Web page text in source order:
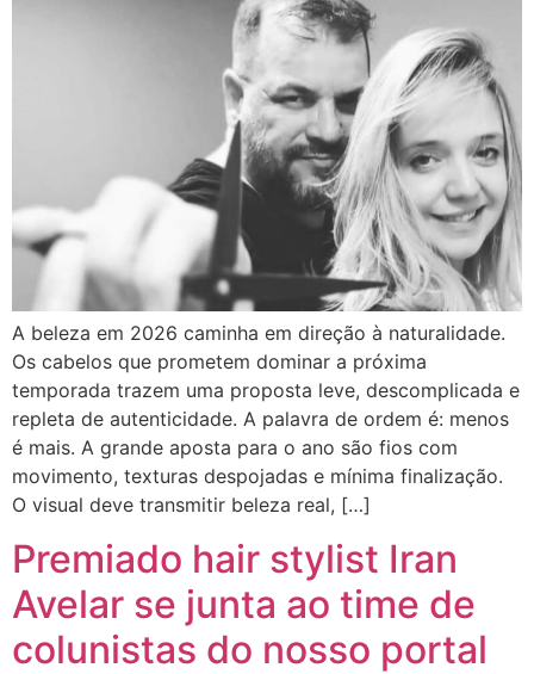
A beleza em 2026 caminha em direção à naturalidade.
Os cabelos que prometem dominar a próxima
temporada trazem uma proposta leve, descomplicada e
repleta de autenticidade. A palavra de ordem é: menos
é mais. A grande aposta para o ano são fios com
movimento, texturas despojadas e mínima finalização.
O visual deve transmitir beleza real, […]
Premiado hair stylist Iran
Avelar se junta ao time de
colunistas do nosso portal